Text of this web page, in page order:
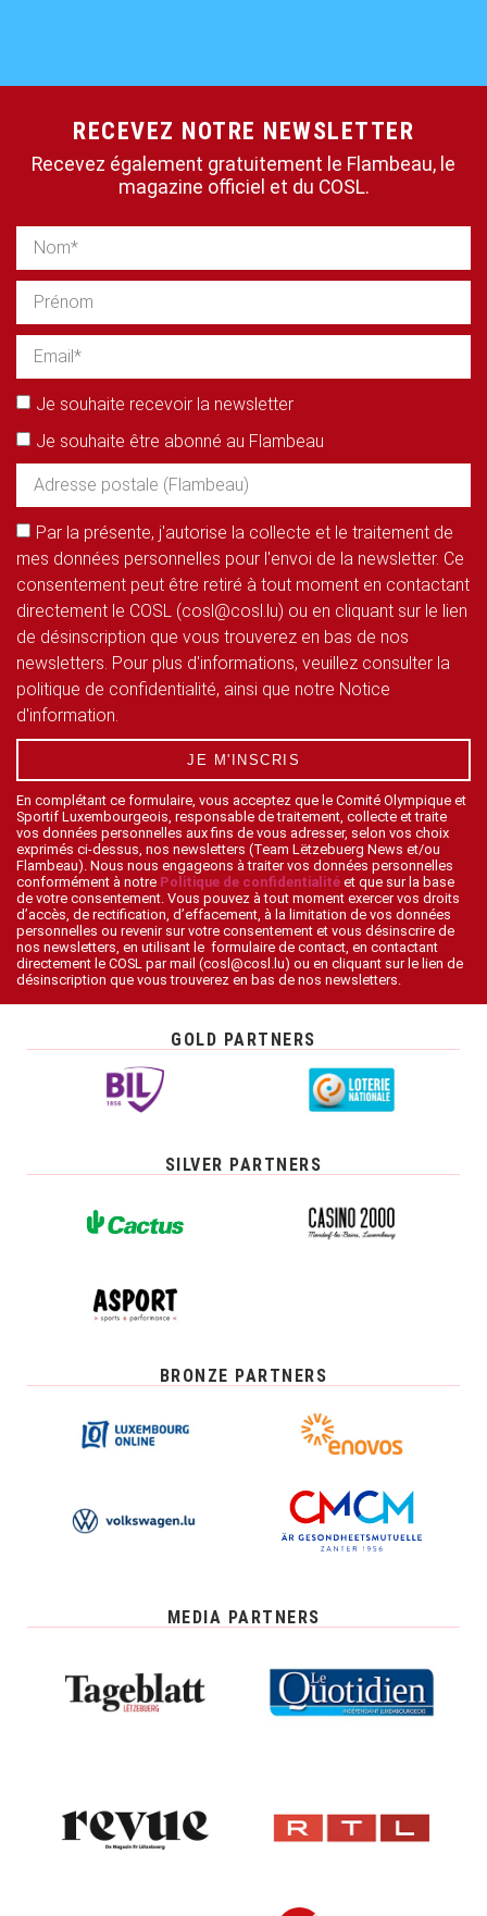
RECEVEZ NOTRE NEWSLETTER
Recevez également gratuitement le Flambeau, le
magazine officiel et du COSL.
Je souhaite recevoir la newsletter
Je souhaite être abonné au Flambeau
Par la présente, j'autorise la collecte et le traitement de
mes données personnelles pour l'envoi de la newsletter. Ce
consentement peut être retiré à tout moment en contactant
directement le COSL (cosl@cosl.lu) ou en cliquant sur le lien
de désinscription que vous trouverez en bas de nos
newsletters. Pour plus d'informations, veuillez consulter la
politique de confidentialité, ainsi que notre Notice
d'information.
JE M'INSCRIS
En complétant ce formulaire, vous acceptez que le Comité Olympique et
Sportif Luxembourgeois, responsable de traitement, collecte et traite
vos données personnelles aux fins de vous adresser, selon vos choix
exprimés ci-dessus, nos newsletters (Team Lëtzebuerg News et/ou
Flambeau). Nous nous engageons à traiter vos données personnelles
conformément à notre Politique de confidentialité et que sur la base
de votre consentement. Vous pouvez à tout moment exercer vos droits
d’accès, de rectification, d’effacement, à la limitation de vos données
personnelles ou revenir sur votre consentement et vous désinscrire de
nos newsletters, en utilisant le formulaire de contact, en contactant
directement le COSL par mail (cosl@cosl.lu) ou en cliquant sur le lien de
désinscription que vous trouverez en bas de nos newsletters.
GOLD PARTNERS
SILVER PARTNERS
BRONZE PARTNERS
MEDIA PARTNERS